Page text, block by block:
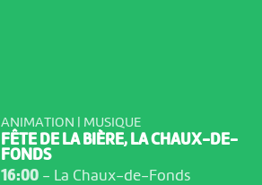
ANIMATION | MUSIQUE
FÊTE DE LA BIÈRE, LA CHAUX-DE-
FONDS
16:00- La Chaux-de-Fonds